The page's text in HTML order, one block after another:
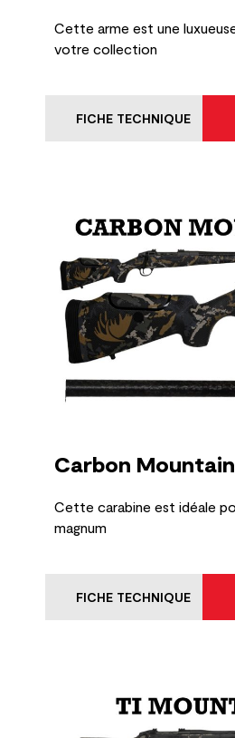
Cette arme est une
votre collection
FICHE TECHNIQUE
Carbon Mountain
Cette carabine est idéale
magnum
FICHE TECHNIQUE